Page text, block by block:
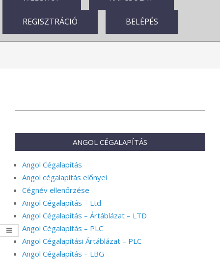
REGISZTRÁCIÓ BELÉPÉS
ANGOL CÉGALAPÍTÁS
Angol Cégalapítás
Angol cégalapítás előnyei
Cégnév ellenőrzése
Angol Cégalapítás – Ltd
Angol Cégalapítás – Ártáblázat – LTD
Angol Cégalapítás – PLC
Angol Cégalapítási Ártáblázat – PLC
Angol Cégalapítás – LBG